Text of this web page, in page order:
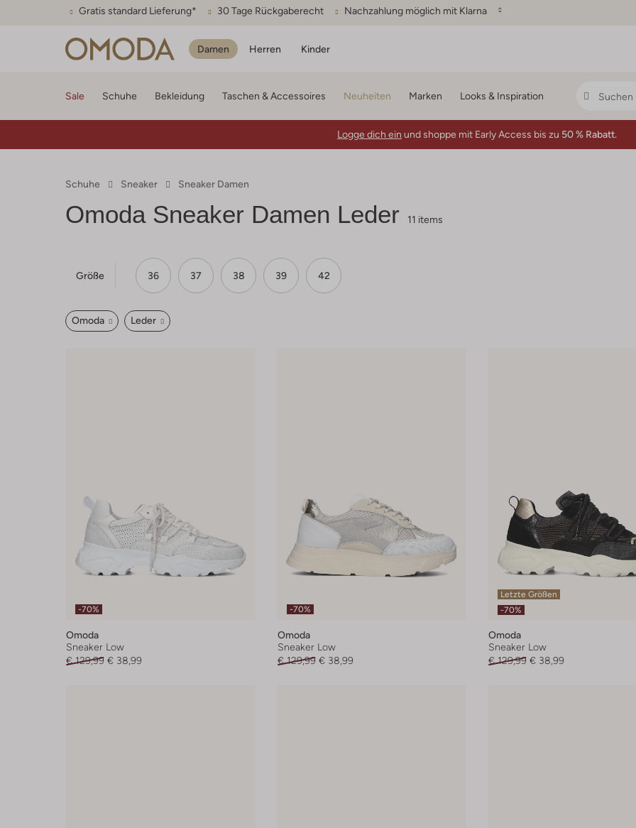
Gratis standard Lieferung* 30 Tage Rückgaberecht Nachzahlung möglich mit Klarna
Damen Herren Kinder
Sale Schuhe Bekleidung Taschen & Accessoires Neuheiten Marken Looks & Inspiration
Logge dich ein und shoppe mit Early Access bis zu 50 % Rabatt.
Schuhe Sneaker Sneaker Damen
OmodaSneaker Damen Leder 11 items
Größe 36 37 38 39 42
Omoda Leder
-70%
Omoda
Sneaker Low
€ 129,99 € 38,99
-70%
Omoda
Sneaker Low
€ 129,99 € 38,99
Letzte Größen
-70%
Omoda
Sneaker Low
€ 129,99 € 38,99